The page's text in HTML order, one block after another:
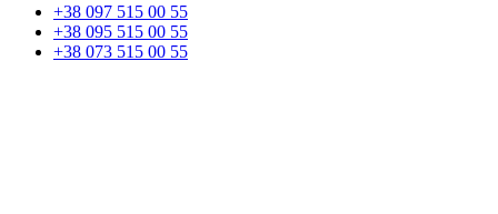
+38 097 515 00 55
+38 095 515 00 55
+38 073 515 00 55